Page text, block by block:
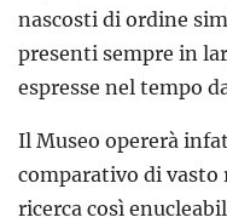
nascosti di ordine
presenti sempre in
espresse nel tempo
Il Museo opererà
comparativo di
ricerca così